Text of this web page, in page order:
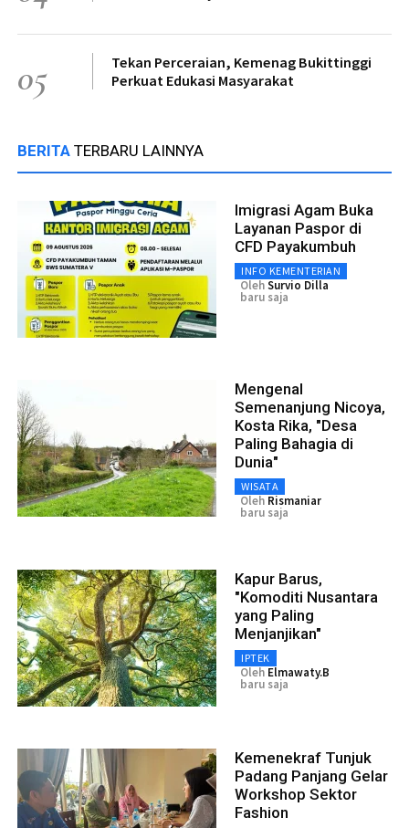
05
Tekan Perceraian, Kemenag Bukittinggi
Perkuat Edukasi Masyarakat
BERITA TERBARU LAINNYA
Imigrasi Agam Buka
Layanan Paspor di
CFD Payakumbuh
INFO KEMENTERIAN
OlehSurvio Dilla
baru saja
Mengenal
Semenanjung Nicoya,
Kosta Rika, "Desa
Paling Bahagia di
Dunia"
WISATA
Oleh Rismaniar
baru saja
Kapur Barus,
"Komoditi Nusantara
yang Paling
Menjanjikan"
IPTEK
Oleh Elmawaty.B
baru saja
Kemenekraf Tunjuk
Padang Panjang Gelar
Workshop Sektor
Fashion